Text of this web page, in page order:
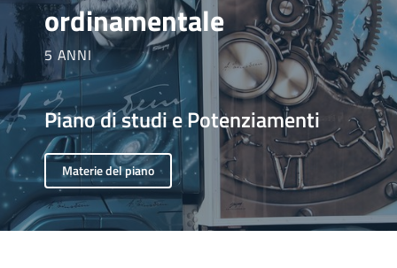
ordinamentale
5 ANNI
Piano di studie Potenziamenti
Materie del piano